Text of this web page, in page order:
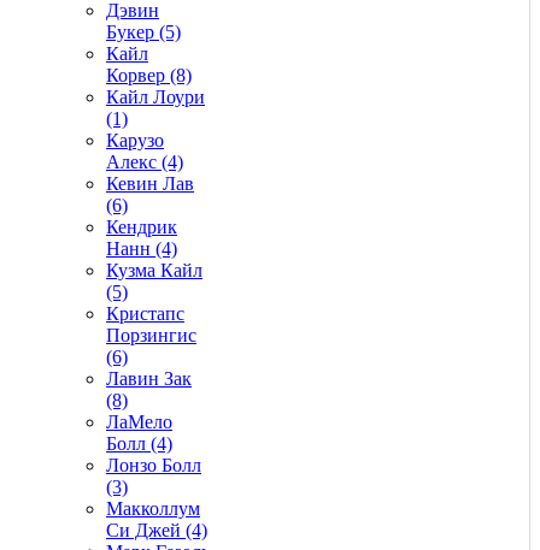
Дэвин
Букер (5)
Кайл
Корвер (8)
Кайл Лоури
(1)
Карузо
Алекс (4)
Кевин Лав
(6)
Кендрик
Нанн (4)
Кузма Кайл
(5)
Кристапс
Порзингис
(6)
Лавин Зак
(8)
ЛаМело
Болл (4)
Лонзо Болл
(3)
Макколлум
Си Джей (4)